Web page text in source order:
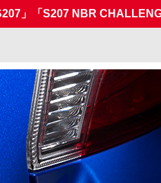
」「S207 NBR